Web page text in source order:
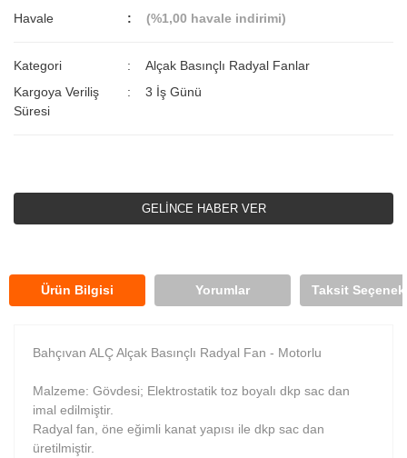
Havale (%1,00 havale indirimi)
Kategori
Alçak Basınçlı Radyal Fanlar
Kargoya Veriliş
Süresi
3 İş Günü
GELİNCE HABER VER
Ürün Bilgisi Yorumlar Taksit
Bahçıvan ALÇ Alçak Basınçlı Radyal Fan - Motorlu
Malzeme: Gövdesi; Elektrostatik toz boyalı dkp sac dan
imal edilmiştir.
Radyal fan, öne eğimli kanat yapısı ile dkp sac dan
üretilmiştir.